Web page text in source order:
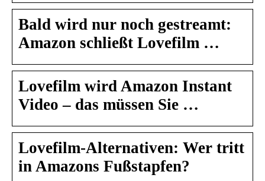
Bald wird nur noch gestreamt:
Amazon schließt Lovefilm …
Lovefilm wird Amazon Instant
Video – das müssen Sie …
Lovefilm-Alternativen: Wer tritt
in Amazons Fußstapfen?